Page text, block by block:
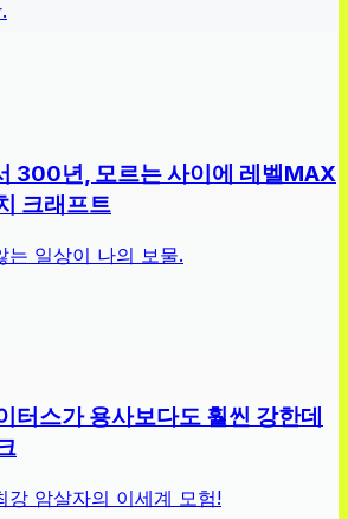
300년, 모르는 사이에 레벨MAX
크래프트
는 일상이 나의 보물.
터스가 용사보다도 훨씬 강한데
강 암살자의 이세계 모험!